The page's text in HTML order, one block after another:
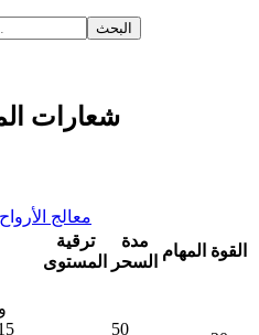
شعارات
معالج الأرواح
ترقية
المستوى
مدة
السحر
المهام القوة
50